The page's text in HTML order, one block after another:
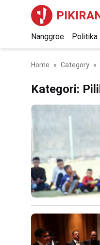
Nanggroe Politika
Home Category
Kategori: